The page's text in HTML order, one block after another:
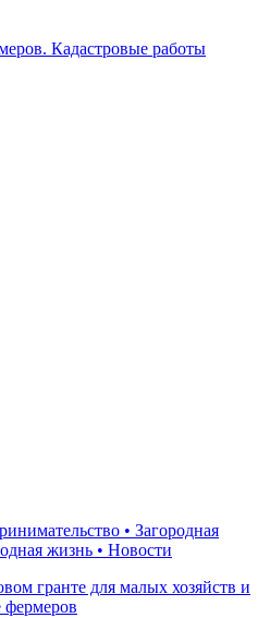
Кадастровые работы
• Загородная
жизнь • Новости
гранте для малых хозяйств и
фермеров